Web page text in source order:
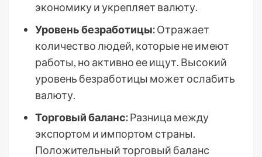
экономику и укрепляет валюту.
Уровень безработицы:Отражает
количество людей, которые не имеют
работы, но активно ее ищут. Высокий
уровень безработицы может ослабить
валюту.
Торговый баланс:Разница между
экспортом и импортом страны.
Положительный торговый баланс